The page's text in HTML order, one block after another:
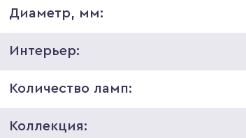
Диаметр, мм:
Интерьер:
Количество ламп:
Коллекция: